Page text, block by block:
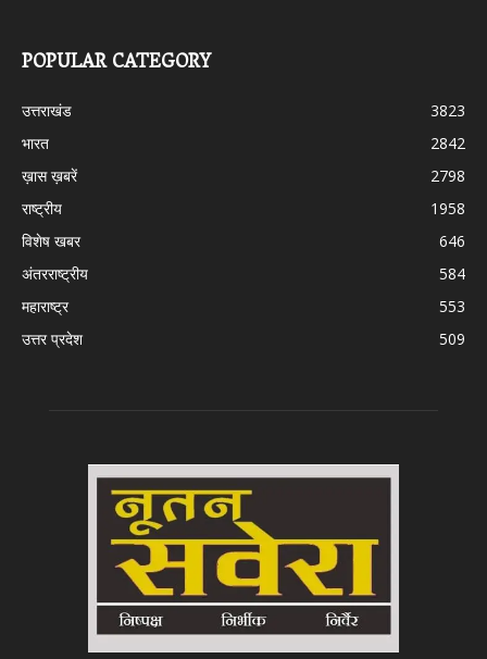
POPULAR CATEGORY
उत्तराखंड
3823
भारत
2842
ख़ास ख़बरें
2798
राष्ट्रीय
1958
विशेष खबर
646
अंतरराष्ट्रीय
584
महाराष्ट्र
553
उत्तर प्रदेश
509